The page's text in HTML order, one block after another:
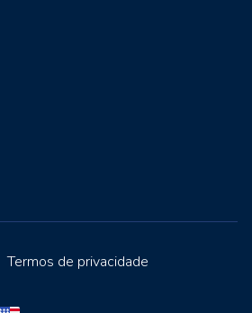
Termos de privacidade